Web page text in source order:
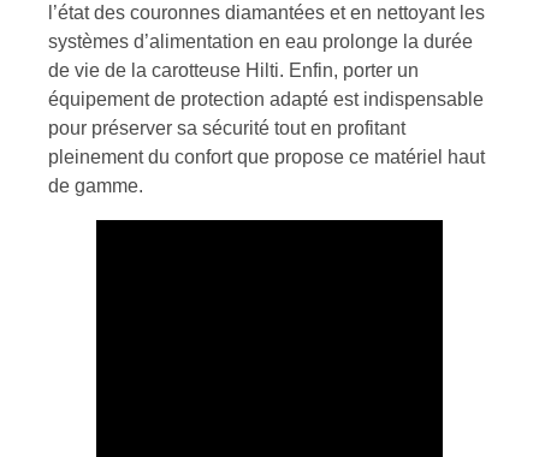
l’état des couronnes diamantées et en nettoyant les
systèmes d’alimentation en eau prolonge la durée
de vie de la carotteuse Hilti. Enfin, porter un
équipement de protection adapté est indispensable
pour préserver sa sécurité tout en profitant
pleinement du confort que propose ce matériel haut
de gamme.